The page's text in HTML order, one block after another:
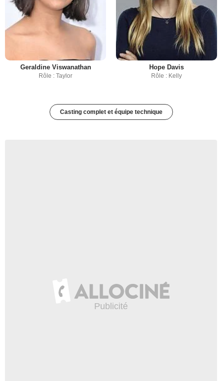
Geraldine Viswanathan
Rôle : Taylor
Hope Davis
Rôle : Kelly
Casting complet et équipe technique